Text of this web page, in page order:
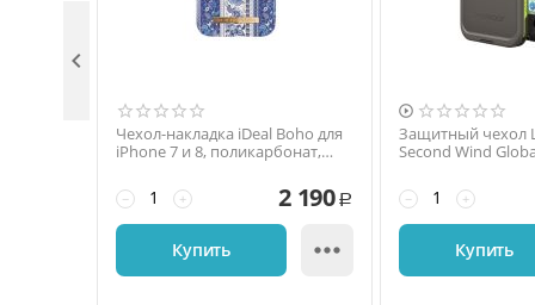
Чехол-накладка iDeal Boho для
iPhone 7 и 8, поликарбонат,
+
− 2 190 Р
Купить 

Защитный чехол
Second Wind
+
−
Купить
